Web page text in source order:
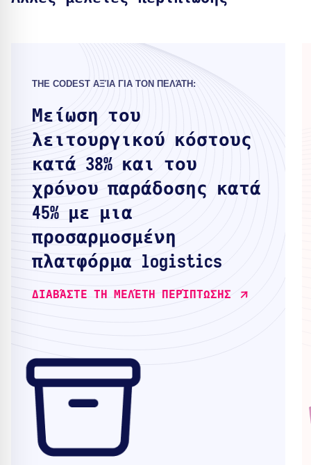
THE CODEST ΑΞΊΑ ΓΙΑ ΤΟΝ ΠΕΛΆΤΗ:
Μείωση του
λειτουργικού κόστους
κατά 38% και του
χρόνου παράδοσης κατά
45% με μια
προσαρμοσμένη
πλατφόρμα logistics
ΔΙΑΒΆΣΤΕ ΤΗ ΜΕΛΈΤΗ ΠΕΡΊΠΤΩΣΗΣ